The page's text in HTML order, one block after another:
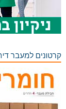
קרטונים למעבר